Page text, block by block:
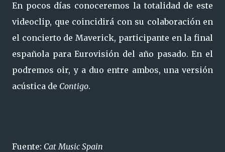
En pocos días conoceremos la totalidad de este
videoclip, que coincidirá con su colaboración en
el concierto de Maverick, participante en la final
española para Eurovisión del año pasado. En el
podremos oir, y a duo entre ambos, una versión
acústica de Contigo.
Fuente: Cat Music Spain